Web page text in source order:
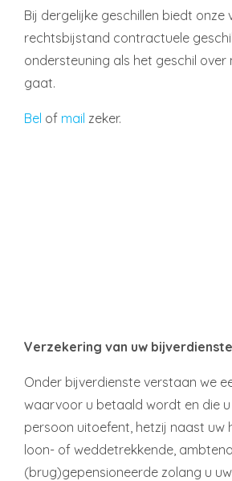
Bij dergelijke geschillen biedt onze
rechtsbijstand contractuele
ondersteuning als het geschil over
gaat.
Bel of mail zeker.
Verzekering van uw bijverdienste
Onder bijverdienste verstaan we
waarvoor u betaald wordt en die
persoon uitoefent, hetzij naast uw
loon- of weddetrekkende,
(brug)gepensioneerde zolang u